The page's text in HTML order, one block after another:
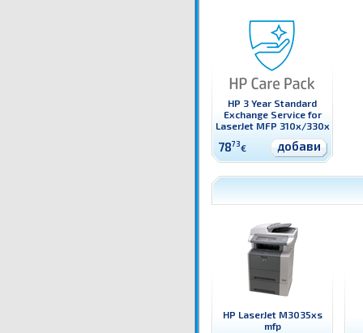
HP 3 Year Standard
Exchange Service for
LaserJet MFP 310x/330x
7873€ добави
HP LaserJet M3035xs
mfp